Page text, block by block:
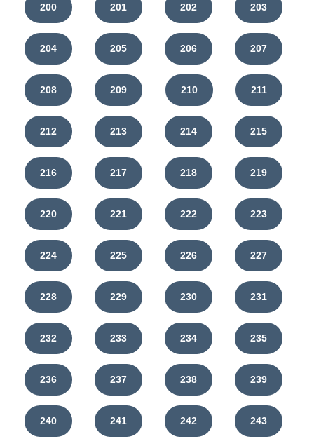
200 201 202 203
204 205 206 207
208 209 210 211
212 213 214 215
216 217 218 219
220 221 222 223
224 225 226 227
228 229 230 231
232 233 234 235
236 237 238 239
240 241 242 243